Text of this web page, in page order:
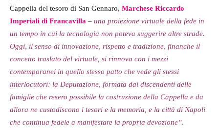
Cappella del tesoro di San Gennaro, Marchese Riccardo
Imperiali di Francavilla – una proiezione virtuale della fede in
un tempo in cui la tecnologia non poteva suggerire altre strade.
Oggi, il senso di innovazione, rispetto e tradizione, finanche il
concetto traslato del virtuale, si rinnova con i mezzi
contemporanei in quello stesso patto che vede gli stessi
interlocutori: la Deputazione, formata dai discendenti delle
famiglie che resero possibile la costruzione della Cappella e da
allora ne custodiscono i tesori e la memoria, e la città di Napoli
che continua fedele a manifestare la propria devozione”.